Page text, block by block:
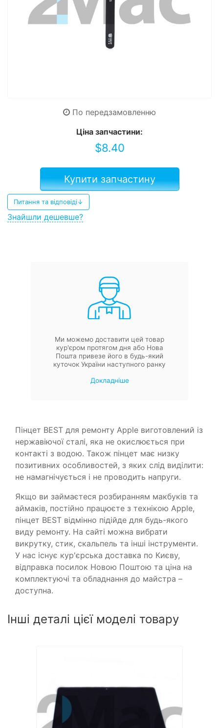
По передзамовленню
Ціна запчастини:
$8.40
Купити запчастину
Питання та відповіді↓
Знайшли дешевше?
Ми можемо доставити цей товар
кур'єром протягом дня або Нова
Пошта привезе його в будь-який
куточок України наступного ранку
Докладніше
Пінцет BEST для ремонту Apple виготовлений із
нержавіючої сталі, яка не окислюється при
контакті з водою. Також пінцет має низку
позитивних особливостей, з яких слід виділити:
не намагнічується і не проводить напруги.
Якщо ви займаєтеся розбиранням макбуків та
аймаків, постійно працюєте з технікою Apple,
пінцет BEST відмінно підійде для будь-якого
виду ремонту. На сайті можна вибрати
викрутку, стик, скальпель та інші інструменти.
У нас існує кур'єрська доставка по Києву,
відправка посилок Новою Поштою та ціна на
комплектуючі та обладнання до майстра –
доступна.
Інші деталі цієї моделі товару